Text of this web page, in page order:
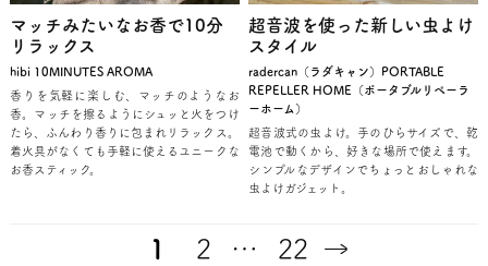
マッチみたいなお香で10分
リラックス
hibi 10MINUTES AROMA
香りを気軽に楽しむ、マッチのようなお
香。マッチを擦るようにシュッと火をつけ
たら、ふんわり香りに包まれリラックス。
着火具がなくても手軽に使えるユニークな
お香スティック。
超音波を使った新しい虫よけ
スタイル
radercan（ラダキャン）PORTABLE
REPELLER HOME（ポータブルリペーラ
ーホーム）
超音波式の虫よけ。手のひらサイズで、乾
電池で動くから、好きな場所で使えます。
シンプルなデザインでちょっとおしゃれな
虫よけガジェット。
1 2 … 22